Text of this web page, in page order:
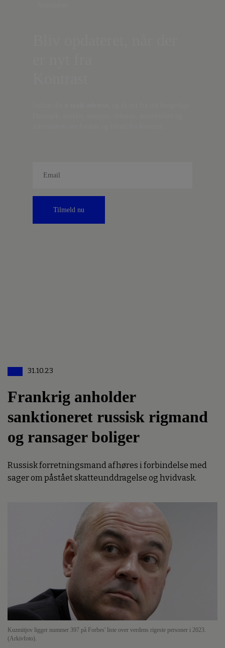
Tilmeld nu
31.10.23
Frankrig anholder
sanktioneret russisk rigmand
og ransager boliger
Russisk forretningsmand afhøres i forbindelse med
sager om påstået skatteunddragelse og hvidvask.
Kuzmitjov ligger nummer 397 på Forbes' liste over verdens rigeste personer i 2023.
(Arkivfoto).